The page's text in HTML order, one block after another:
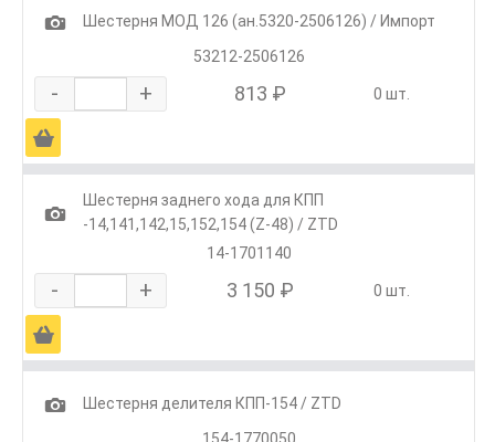
1
Шестерня МОД 126 (ан.5320-2506126) / Импорт
53212-2506126
- + 813 ₽ 0 шт.
Ä
1
Шестерня заднего хода для КПП
-14,141,142,15,152,154 (Z-48) / ZTD
14-1701140
- + 3 150 ₽ 0 шт.
Ä
1
Шестерня делителя КПП-154 / ZTD